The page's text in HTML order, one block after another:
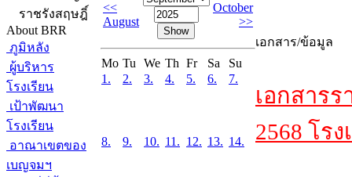
ราชรังสฤษฎิ์
About BRR
ภูมิหลัง
ผู้บริหาร
โรงเรียน
เป้าพัฒนา
โรงเรียน
อาณาเขตของ
เบญจมฯ
<<
August
October
>>
Mo Tu We Th Fr Sa
Su
1.
2. 3. 4. 5. 6. 7.
8. 9. 10. 11. 12. 13. 14.
เอกสาร/ข้อมูล
เอกสาร
2568 โร